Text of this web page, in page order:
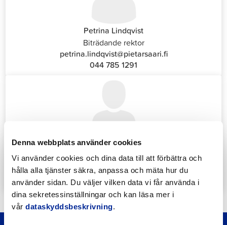
Denna webbplats använder cookies
Vi använder cookies och dina data till att förbättra och
hålla alla tjänster säkra, anpassa och mäta hur du
använder sidan. Du väljer vilken data vi får använda i
dina sekretessinställningar och kan läsa mer i
vår dataskyddsbeskrivning.
Petrina Lindqvist
Biträdande rektor
petrina.lindqvist@pietarsaari.fi
044 785 1291
Katrin Nylund
Kundservice- och växelansvarig (Front Office)
katrin.nylund@jakobstad.fi
044 785 1988